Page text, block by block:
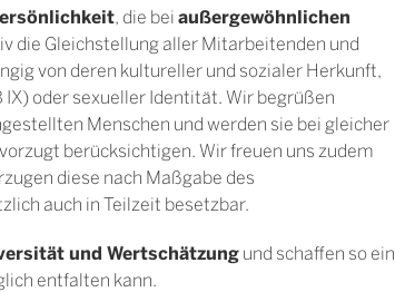
, die beiaußergewöhnlichen
die Gleichstellung aller Mitarbeitenden und
von deren kultureller und sozialer Herkunft,
oder sexueller Identität. Wir begrüßen
Menschen und werden sie bei gleicher
berücksichtigen. Wir freuen uns zudem
diese nach Maßgabe des
auch in Teilzeit besetzbar.
und Wertschätzungund schaffen so ein
entfalten kann.